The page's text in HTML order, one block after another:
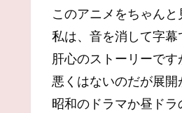
このアニメをちゃん
私は、音を消して字幕
肝心のストーリーです
悪くはないのだが展開
昭和のドラマか昼ドラ